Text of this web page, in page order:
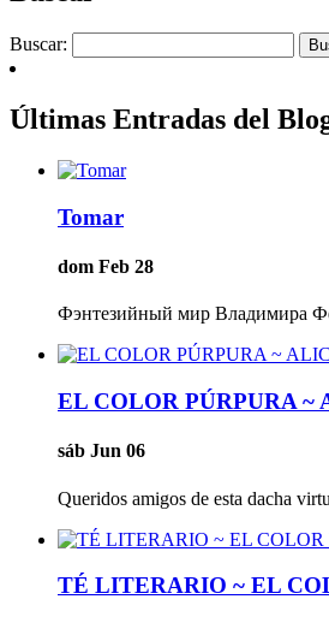
Buscar:
Últimas Entradas del
Tomar
dom Feb 28
Фэнтезийный мир Владимира
EL COLOR PÚRPURA ~
sáb Jun 06
Queridos amigos de esta dacha
TÉ LITERARIO ~ EL